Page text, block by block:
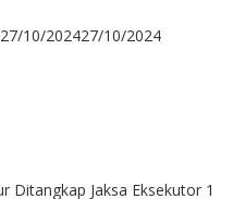
27/10/202427/10/2024